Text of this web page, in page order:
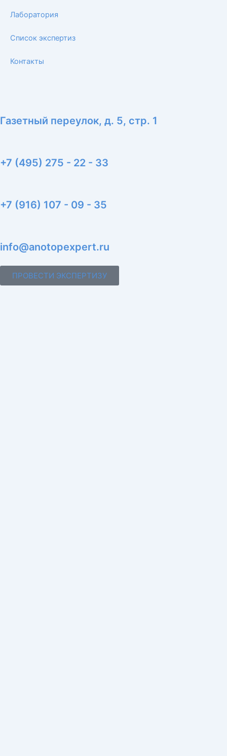
p
e
Лаборатория
Список экспертиз
Контакты
Газетный переулок, д. 5, стр. 1
+7 (495) 275 - 22 - 33
+7 (916) 107 - 09 - 35
info@anotopexpert.ru
ПРОВЕСТИ ЭКСПЕРТИЗУ